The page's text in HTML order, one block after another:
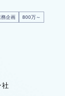
企画 800万～